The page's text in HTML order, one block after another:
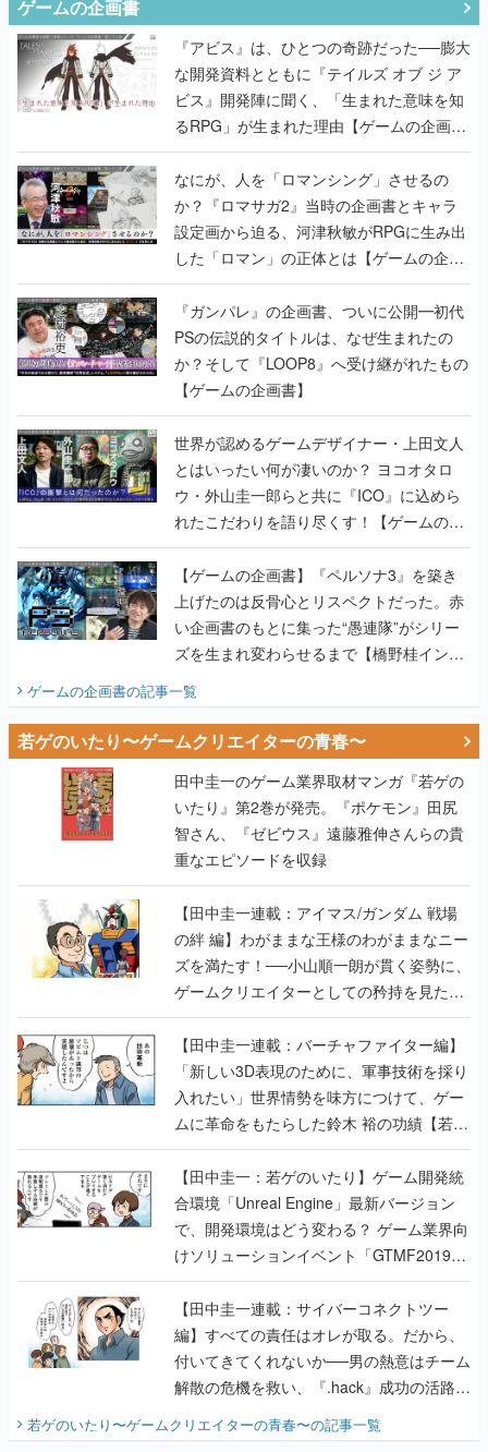
ゲームの企画書
『アビス』は、ひとつの奇跡だった──膨大
な開発資料とともに『テイルズ オブ ジ ア
ビス』開発陣に聞く、「生まれた意味を知
るRPG」が生まれた理由【ゲームの企画
書】
なにが、人を「ロマンシング」させるの
か？『ロマサガ2』当時の企画書とキャラ
設定画から迫る、河津秋敏がRPGに生み出
した「ロマン」の正体とは【ゲームの企画
書】
『ガンパレ』の企画書、ついに公開━初代
PSの伝説的タイトルは、なぜ生まれたの
か？そして『LOOP8』へ受け継がれたもの
【ゲームの企画書】
世界が認めるゲームデザイナー・上田文人
とはいったい何が凄いのか？ ヨコオタロ
ウ・外山圭一郎らと共に『ICO』に込めら
れたこだわりを語り尽くす！【ゲームの企
画書】
【ゲームの企画書】『ペルソナ3』を築き
上げたのは反骨心とリスペクトだった。赤
い企画書のもとに集った“愚連隊”がシリー
ズを生まれ変わらせるまで【橋野桂インタ
ゲームの企画書の記事一覧
若ゲのいたり〜ゲームクリエイターの青春〜
田中圭一のゲーム業界取材マンガ『若ゲの
いたり』第2巻が発売。『ポケモン』田尻
智さん、『ゼビウス』遠藤雅伸さんらの貴
重なエピソードを収録
【田中圭一連載：アイマス/ガンダム 戦場
の絆 編】わがままな王様のわがままなニー
ズを満たす！──小山順一朗が貫く姿勢に、
ゲームクリエイターとしての矜持を見た
【若ゲのいたり最終回】
【田中圭一連載：バーチャファイター編】
「新しい3D表現のために、軍事技術を採り
入れたい」世界情勢を味方につけて、ゲー
ムに革命をもたらした鈴木 裕の功績【若ゲ
のいたり】
【田中圭一：若ゲのいたり】ゲーム開発統
合環境「Unreal Engine」最新バージョン
で、開発環境はどう変わる？ ゲーム業界向
けソリューションイベント「GTMF2019」
に行って、より理解を深めよう【PR】
【田中圭一連載：サイバーコネクトツー
編】すべての責任はオレが取る。だから、
付いてきてくれないか──男の熱意はチーム
解散の危機を救い、『.hack』成功の活路を
『少年ジャンプ』色だった【若ゲのいた
若ゲのいたり〜ゲームクリエイターの青春〜の記事一覧